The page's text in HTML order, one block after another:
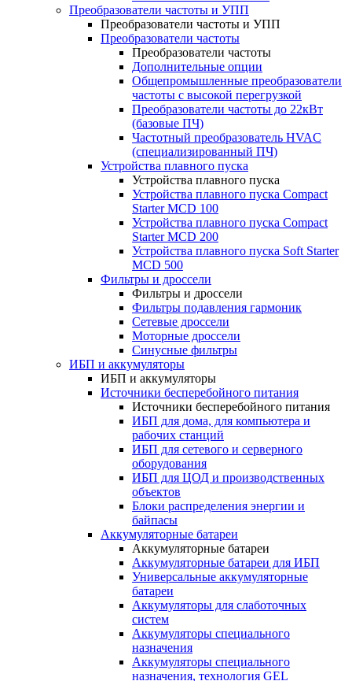
Преобразователи частоты и УПП
Преобразователи частоты и УПП
Преобразователи частоты
Преобразователи частоты
Дополнительные опции
Общепромышленные преобразователи
частоты с высокой перегрузкой
Преобразователи частоты до 22кВт
(базовые ПЧ)
Частотный преобразователь HVAC
(специализированный ПЧ)
Устройства плавного пуска
Устройства плавного пуска
Устройства плавного пуска Compact
Starter MCD 100
Устройства плавного пуска Compact
Starter MCD 200
Устройства плавного пуска Soft Starter
MCD 500
Фильтры и дроссели
Фильтры и дроссели
Фильтры подавления гармоник
Сетевые дроссели
Моторные дроссели
Синусные фильтры
ИБП и аккумуляторы
ИБП и аккумуляторы
Источники бесперебойного питания
Источники бесперебойного питания
ИБП для дома, для компьютера и
рабочих станций
ИБП для сетевого и серверного
оборудования
ИБП для ЦОД и производственных
объектов
Блоки распределения энергии и
байпасы
Аккумуляторные батареи
Аккумуляторные батареи
Аккумуляторные батареи для ИБП
Универсальные аккумуляторные
батареи
Аккумуляторы для слаботочных
систем
Аккумуляторы специального
назначения
Аккумуляторы специального
назначения, технология GEL